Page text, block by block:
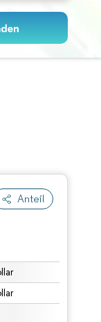
Anteil